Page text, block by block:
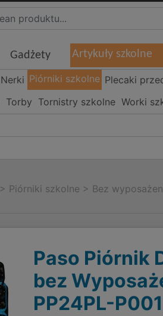
Gadżety Artykuły szkolne
Nerki Piórniki szkolne Plecaki
Torby Tornistry szkolne Worki
> Piórniki szkolne > Bez
Paso Piórnik
bez
PP24PL-